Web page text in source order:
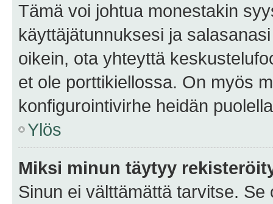
Tämä voi johtua monestakin
käyttäjätunnuksesi ja
oikein, ota yhteyttä
et ole porttikiellossa. On myös
konfigurointivirhe heidän
Ylös
Miksi minun täytyy
Sinun ei välttämättä tarvitse.